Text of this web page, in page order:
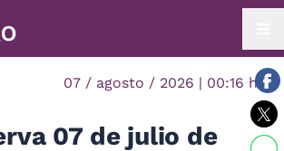
07 / agosto / 2026 | 00:16 hrs.
07 de julio de